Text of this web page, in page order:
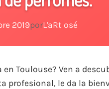
2019porL'aRt osé
Toulouse? Ven a
profesional, le da la